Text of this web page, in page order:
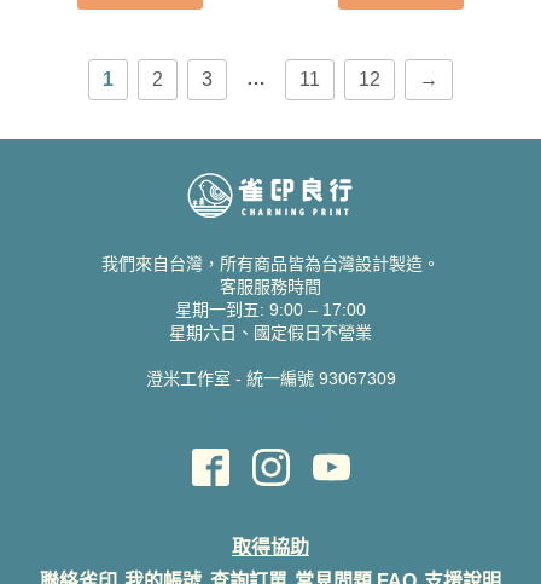
格：
格：
格：
格：
1 2 3 … 11 12 →
我們來自台灣，所有商品皆為台灣設計製造。
客服服務時間
星期一到五: 9:00 – 17:00
星期六日、國定假日不營業
澄米工作室 - 統一編號 93067309
取得協助